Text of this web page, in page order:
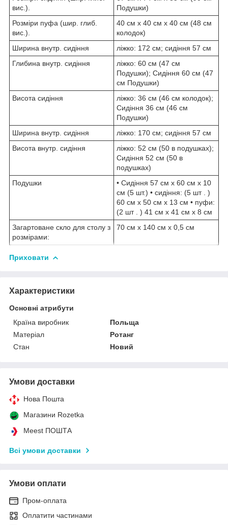
вис.).
Подушки)
Розміри пуфа (шир. глиб.
вис.).
40 см х 40 см х 40 см (48 см
колодок)
Ширина внутр. сидіння
ліжко: 172 см; сидіння 57 см
Глибина внутр. сидіння
ліжко: 60 см (47 см
Подушки); Сидіння 60 см (47
см Подушки)
Висота сидіння
ліжко: 36 см (46 см колодок);
Сидіння 36 см (46 см
Подушки)
Ширина внутр. сидіння
ліжко: 170 см; сидіння 57 см
Висота внутр. сидіння
ліжко: 52 см (50 в подушках);
Сидіння 52 см (50 в
подушках)
Подушки
• Сидіння 57 см х 60 см х 10
см (5 шт.) • сидіння: (5 шт . )
60 см х 50 см х 13 см • пуфи:
(2 шт . ) 41 см х 41 см х 8 см
Загартоване скло для столу з
розмірами:
70 см х 140 см х 0,5 см
Приховати
Характеристики
Основні атрибути
Країна виробник
Польща
Матеріал
Ротанг
Стан
Новий
Умови доставки
Нова Пошта
Магазини Rozetka
Meest ПОШТА
Всі умови доставки
Умови оплати
Пром-оплата
Оплатити частинами